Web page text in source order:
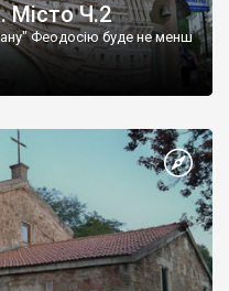
Місто Ч.2
Феодосію буде не менш